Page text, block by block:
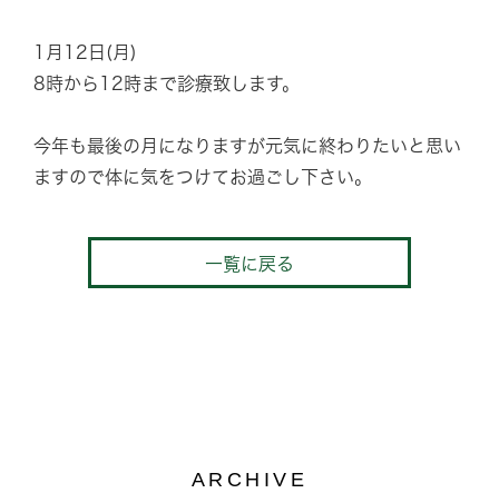
1月12日(月)
8時から12時まで診療致します。
今年も最後の月になりますが元気に終わりたいと思い
ますので体に気をつけてお過ごし下さい。
一覧に戻る
ARCHIVE